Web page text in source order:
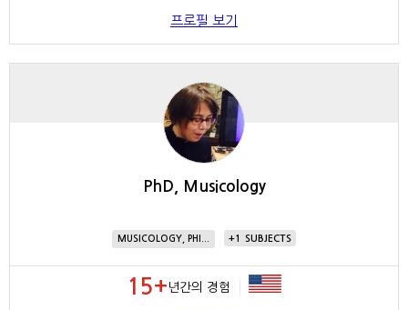
프로필 보기
PhD, Musicology
MUSICOLOGY, PHI... 1
15+ 년간의 경험